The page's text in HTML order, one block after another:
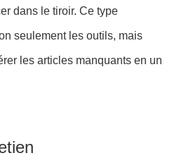
dans le tiroir. Ce type
seulement les outils, mais
les articles manquants en un